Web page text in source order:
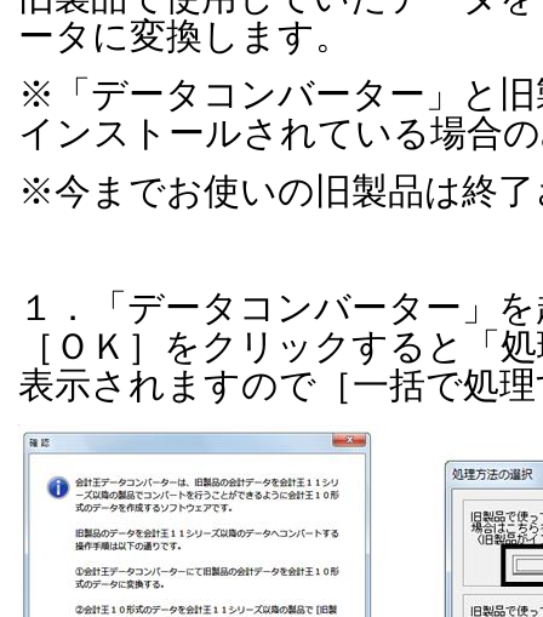
ータに変換します。
※「データコンバーター」と
インストールされている場合
※今までお使いの旧製品は終
１．「データコンバーター」
［ＯＫ］をクリックすると「
表示されますので［一括で処